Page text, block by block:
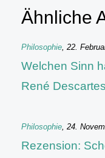
Ähnliche
Philosophie, 22.
Welchen Sinn
René
Philosophie, 24.
Rezension: